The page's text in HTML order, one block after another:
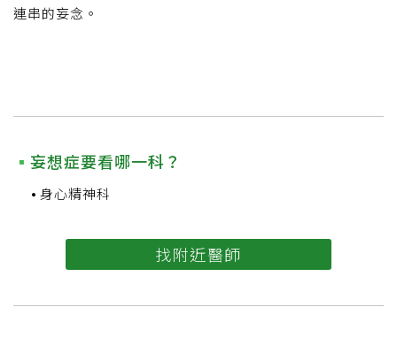
連串的妄念。
妄想症要看哪一科？
身心精神科
找附近醫師